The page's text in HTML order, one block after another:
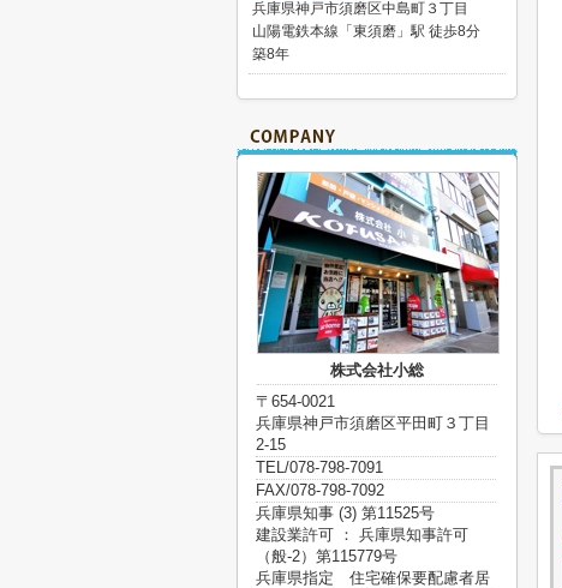
兵庫県神戸市須磨区中島町３丁目
山陽電鉄本線「東須磨」駅 徒歩8分
築8年
株式会社小総
〒654-0021
兵庫県神戸市須磨区平田町３丁目
2-15
TEL/078-798-7091
FAX/078-798-7092
兵庫県知事 (3) 第11525号
建設業許可 ： 兵庫県知事許可
（般-2）第115779号
兵庫県指定 住宅確保要配慮者居